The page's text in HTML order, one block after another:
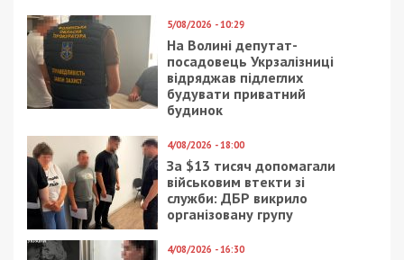
5/08/2026 - 10:29
На Волині депутат-
посадовець Укрзалізниці
відряджав підлеглих
будувати приватний
будинок
4/08/2026 - 18:00
За $13 тисяч допомагали
військовим втекти зі
служби: ДБР викрило
організовану групу
4/08/2026 - 16:30